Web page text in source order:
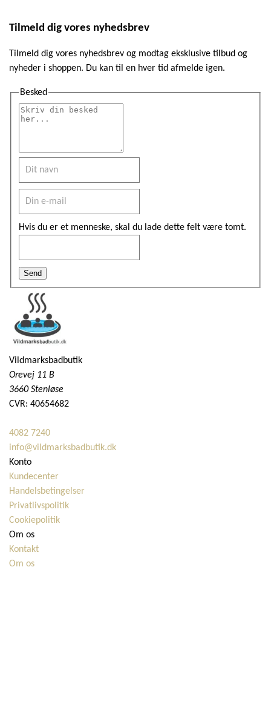
Tilmeld dig vores nyhedsbrev
Tilmeld dig vores nyhedsbrev og modtag eksklusive tilbud og
nyheder i shoppen. Du kan til en hver tid afmelde igen.
Besked
Hvis du er et menneske, skal du lade dette felt være tomt.
Send
Vildmarksbadbutik
Orevej 11 B
3660 Stenløse
CVR: 40654682
4082 7240
info@vildmarksbadbutik.dk
Konto
Kundecenter
Handelsbetingelser
Privatlivspolitik
Cookiepolitik
Om os
Kontakt
Om os